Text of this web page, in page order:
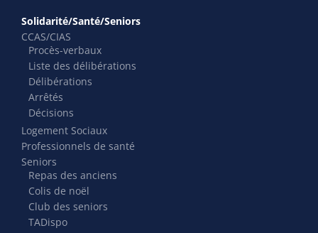
Solidarité/Santé/Seniors
CCAS/CIAS
Procès-verbaux
Liste des délibérations
Délibérations
Arrêtés
Décisions
Logement Sociaux
Professionnels de santé
Seniors
Repas des anciens
Colis de noël
Club des seniors
TADispo